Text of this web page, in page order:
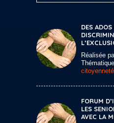
DES
Réalisée
FORUM
LES
AVEC LA